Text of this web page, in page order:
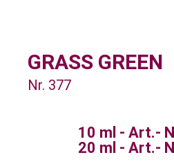
GRASS GREEN
Nr. 377
10 ml - Art.-
20 ml - Art.-